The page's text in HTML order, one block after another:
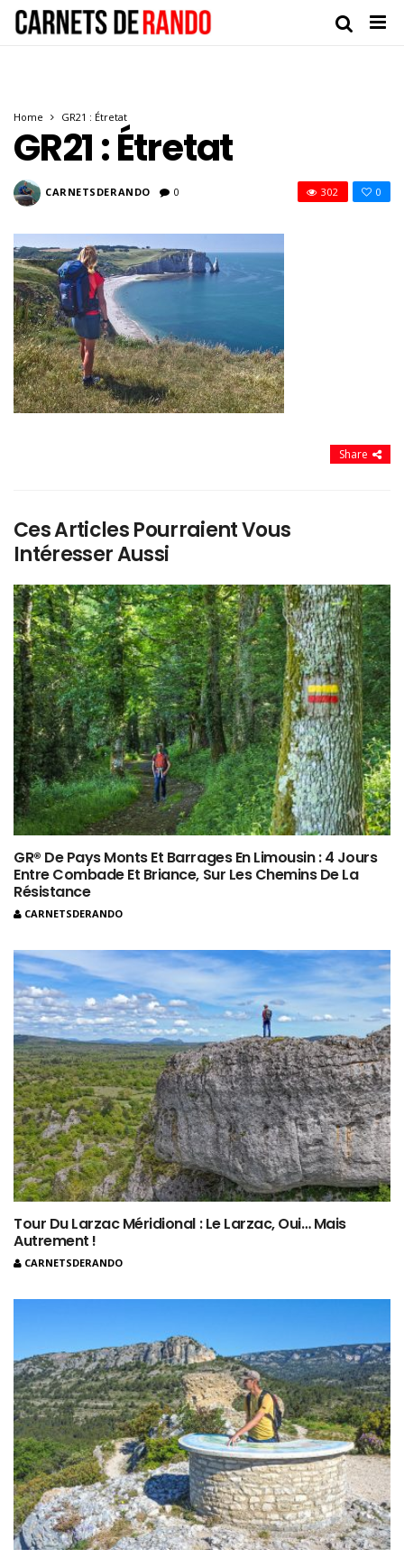
Home GR21 : Étretat
GR21 : Étretat
CARNETSDERANDO 0 0
302
Share
Ces Articles Pourraient Vous
Intéresser Aussi
GR® De Pays Monts Et Barrages En Limousin : 4 Jours
Entre Combade Et Briance, Sur Les Chemins De La
Résistance
CARNETSDERANDO
Tour Du Larzac Méridional : Le Larzac, Oui… Mais
Autrement !
CARNETSDERANDO